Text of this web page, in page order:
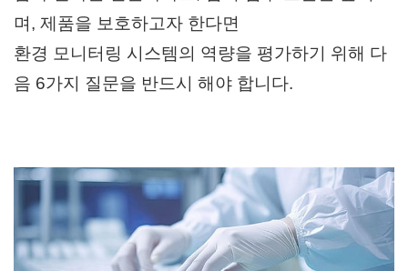
며, 제품을 보호하고자 한다면
환경 모니터링 시스템의 역량을 평가하기 위해 다
음 6가지 질문을 반드시 해야 합니다.